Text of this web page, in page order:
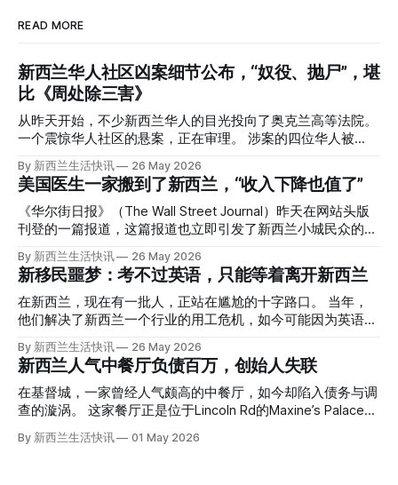
READ MORE
新西兰华人社区凶案细节公布，“奴役、抛尸”，堪
比《周处除三害》
从昨天开始，不少新西兰华人的目光投向了奥克兰高等法院。
一个震惊华人社区的悬案，正在审理。 涉案的四位华人被
告，站在了法庭，被控与一位70岁中国女人的死有关。 事情
的复杂程度，远超人们的想象。 神秘的黑色塑料袋 先让我们
回到2024年3月12日。 新西兰一个名叫Paul Middleton的老
人，在奥克兰Gulf Harbour钓鱼时，发现了一个黑色塑料袋，
里面是一堆衣服。 再扒开衣服，他看到了一只手，一只人
腰部对折，黑色胶带缠着头、手腕和身体，整个人被绑成胎儿
状。 两个10公斤的米袋装满了石头，用胶带死死缠在尸体
上。 死者是亚洲面孔的老年女性，头部、脸、胳膊都有钝器
伤，当时身穿一件“娟燕牌”内衣和黑色长裤。 她是谁？没有人
Operation Parade的案子，开始调查。 米袋泄露秘密 破案的
关键，是两个米袋。这两个塑料米袋里装着用来压住尸体的花
园石头。 每个米袋上都有序列号。 警察一家家查，发现这批
米是在奥克兰北岸一家超市卖的。
By 新西兰生活快讯 26 May 2026
美国医生一家搬到了新西兰，“收入下降也值了”
《华尔街日报》（The Wall Street Journal）昨天在网站头版
刊登的一篇报道，这篇报道也立即引发了新西兰小城民众的兴
趣： “精疲力尽的美国医生，正在离开美国，前往新西兰一座
偏远小镇。” “精疲力尽的美国医生”搬家新西兰 四年前，在加
州拉霍亚（La Jolla）一家医院担任内科医生的Brandon
Williams医生达到了崩溃的边缘。 患者人数激增、医疗人员短
缺、医疗事故诉讼的威胁，以及对患者无力支付医疗费用的忧
（PTSD）。他的其中一位同事甚至因自杀身亡。 他并不想放
弃从医，但他不想再在美国行医了。 于是，他与38岁的妻子
Ellen Williams开始在欧洲寻找更好的选择。 就在那时，他收
到了一封来自新西兰医疗招聘人员的信。 “虽然跑到那个‘与世
义。”现年39岁的加州人Brandon说道。 2024年11月，这家人
By 新西兰生活快讯 26 May 2026
新移民噩梦：考不过英语，只能等着离开新西兰
在新西兰，现在有一批人，正站在尴尬的十字路口。 当年，
他们解决了新西兰一个行业的用工危机，如今可能因为英语考
试，不得不在几年内离开这个国家。 一位移民的无奈感叹：
“如果我们真能考到那个分数，就不会来开公交车了。” 因为英
语，他们一直无法上岸 来自菲律宾的Ryan De Guzman，就是
这批人中的一员。 2023年，当他看到新西兰招聘海外公交司
机的信息时，几乎没有犹豫就提交了申请。 “我听说这里气候
年3月抵达奥克兰。 当时心里盘算着：努力工作两年，申请居
By 新西兰生活快讯 26 May 2026
新西兰人气中餐厅负债百万，创始人失联
在基督城，一家曾经人气颇高的中餐厅，如今却陷入债务与调
查的漩涡。 这家餐厅正是位于Lincoln Rd的Maxine’s Palace。
其背后的公司已进入清算程序，债务总额接近100万纽币，而
引人关注的是——清算人目前无法联系到创始人本人。 今年3
By 新西兰生活快讯 01 May 2026